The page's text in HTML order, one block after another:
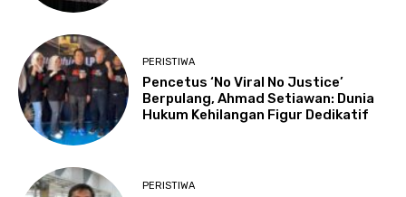
PERISTIWA
Pencetus ‘No Viral No Justice’
Berpulang, Ahmad Setiawan: Dunia
Hukum Kehilangan Figur Dedikatif
PERISTIWA